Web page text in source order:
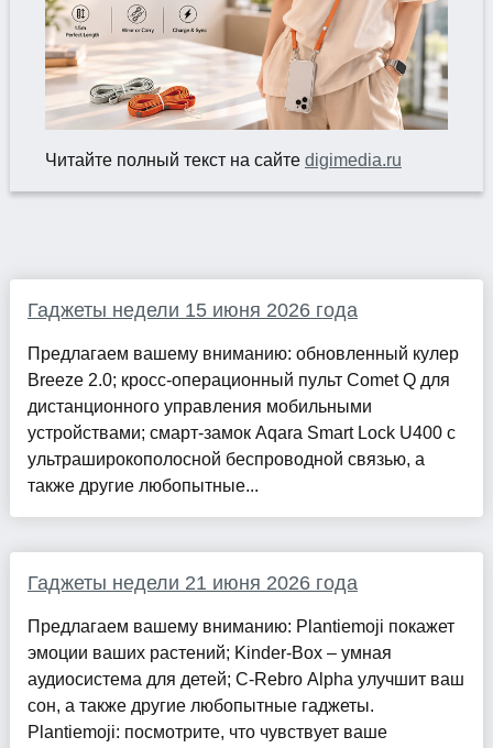
Читайте полный текст на сайте digimedia.ru
Гаджеты недели 15 июня 2026 года
Предлагаем вашему вниманию: обновленный кулер
Breeze 2.0; кросс-операционный пульт Comet Q для
дистанционного управления мобильными
устройствами; смарт-замок Aqara Smart Lock U400 с
ультраширокополосной беспроводной связью, а
также другие любопытные...
Гаджеты недели 21 июня 2026 года
Предлагаем вашему вниманию: Plantiemoji покажет
эмоции ваших растений; Kinder-Вox – умная
аудиосистема для детей; C-Rebro Alpha улучшит ваш
сон, а также другие любопытные гаджеты.
Plantiemoji: посмотрите, что чувствует ваше